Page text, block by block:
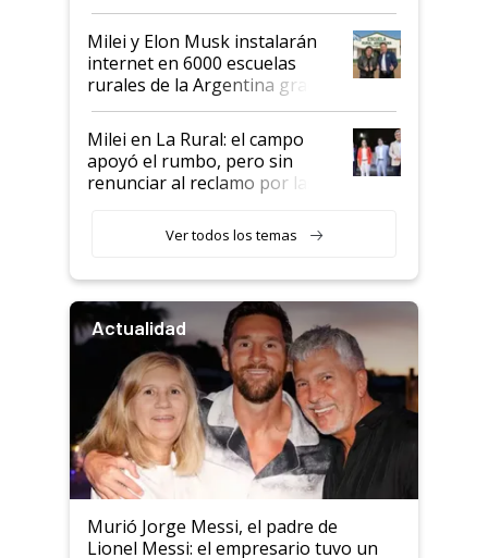
Milei y Elon Musk instalarán
internet en 6000 escuelas
rurales de la Argentina gracias
a un acuerdo con Starlink
Milei en La Rural: el campo
apoyó el rumbo, pero sin
renunciar al reclamo por las
Ver todos los temas
Actualidad
Murió Jorge Messi, el padre de
Lionel Messi: el empresario tuvo un